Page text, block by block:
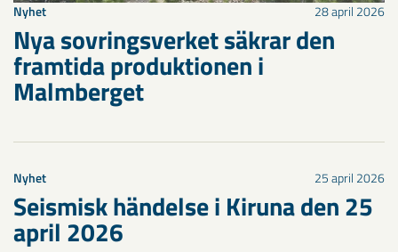
Nyhet 28 april 2026
Nya sovringsverket säkrar den
framtida produktionen i
Malmberget
Nyhet 25 april 2026
Seismisk händelse i Kiruna den 25
april 2026